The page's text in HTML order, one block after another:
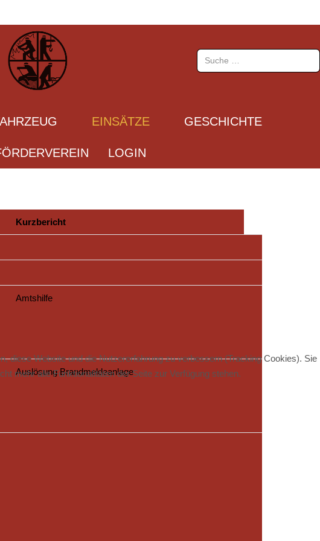
Suchen
EINSÄTZE GESCHICHTE
LOGIN
Kurzbericht
Amtshilfe
Auslösung Brandmeldeanlage
diese Website und die Nutzererfahrung zu verbessern (Tracking Cookies). Sie
mehr alle Funktionalitäten der Seite zur Verfügung stehen.